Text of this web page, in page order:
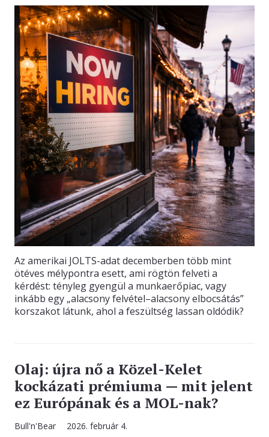
Az amerikai JOLTS-adat decemberben több mint
ötéves mélypontra esett, ami rögtön felveti a
kérdést: tényleg gyengül a munkaerőpiac, vagy
inkább egy „alacsony felvétel–alacsony elbocsátás”
korszakot látunk, ahol a feszültség lassan oldódik?
Olaj: újra nő a Közel-Kelet
kockázati prémiuma — mit jelent
ez Európának és a MOL-nak?
Bull'n'Bear 2026. február 4.